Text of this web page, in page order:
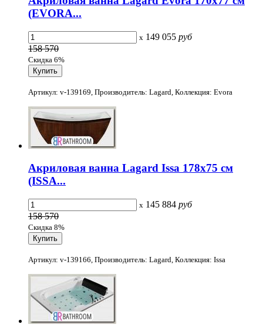
(EVORA...
x 149 055 руб
158 570
Скидка 6%
Артикул: v-139169, Производитель: Lagard, Коллекция: Evora
Акриловая ванна Lagard Issa 178x75 см
(ISSA...
x 145 884 руб
158 570
Скидка 8%
Артикул: v-139166, Производитель: Lagard, Коллекция: Issa